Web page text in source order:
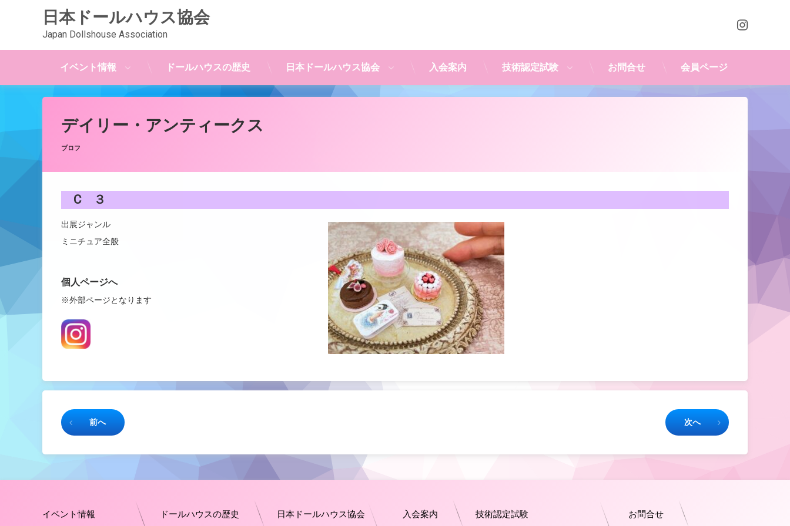
コ
日本ドールハウス協会
Japan Dollshouse Association
イベント情報 ドールハウスの歴史 日本ドールハウス協会 入会案内 技術認定試験 お問合せ 会員ページ
デイリー・アンティークス
Posted on
Updated on
by
カテゴリー:
プロフ
C ３
出展ジャンル
ミニチュア全般
個人ページへ
※外部ページとなります
続きを読む
前へ 次へ
イベント情報 ドールハウスの歴史 日本ドールハウス協会 入会案内 技術認定試験 お問合せ